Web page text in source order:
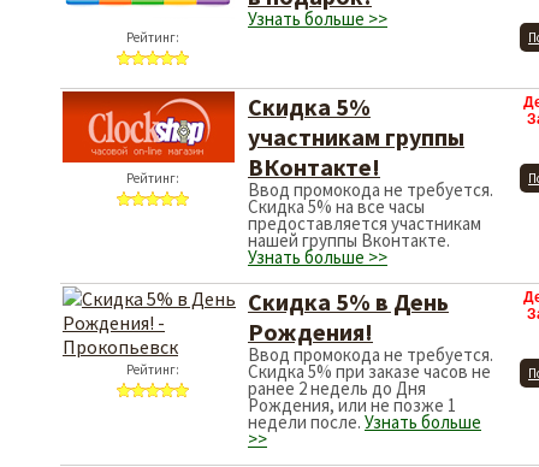
Рейтинг:
Узнать больше >>
Рейтинг:
Скидка 5%
участникам группы
ВКонтакте!
Ввод промокода не требуется.
Скидка 5% на все часы
предоставляется участникам
нашей группы Вконтакте.
Узнать больше >>
Рейтинг:
Скидка 5% в День
Рождения!
Ввод промокода не требуется.
Скидка 5% при заказе часов не
ранее 2 недель до Дня
Рождения, или не позже 1
недели после. Узнать больше
>>